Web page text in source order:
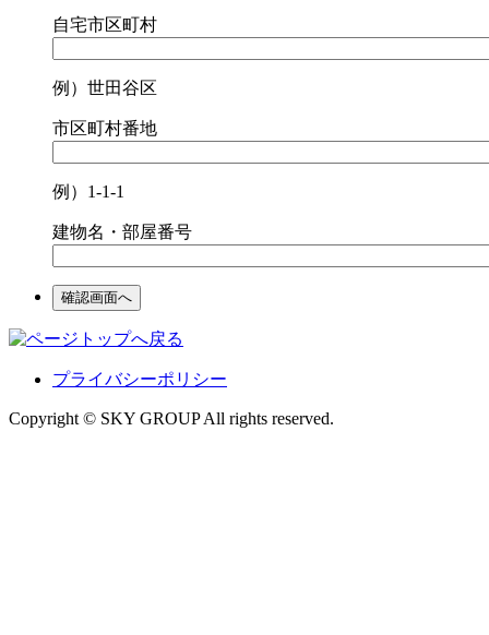
自宅市区町村
例）世田谷区
市区町村番地
例）1-1-1
建物名・部屋番号
プライバシーポリシー
Copyright © SKY GROUP All rights reserved.